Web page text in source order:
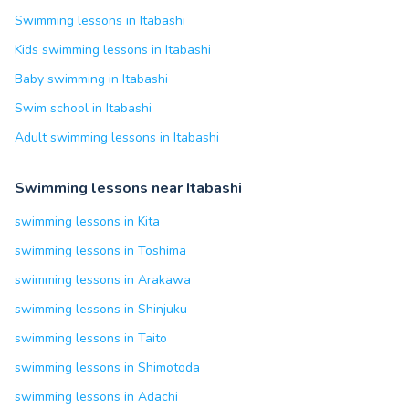
Swimming lessons in Itabashi
Kids swimming lessons in Itabashi
Baby swimming in Itabashi
Swim school in Itabashi
Adult swimming lessons in Itabashi
Swimming lessons near Itabashi
swimming lessons in Kita
swimming lessons in Toshima
swimming lessons in Arakawa
swimming lessons in Shinjuku
swimming lessons in Taito
swimming lessons in Shimotoda
swimming lessons in Adachi